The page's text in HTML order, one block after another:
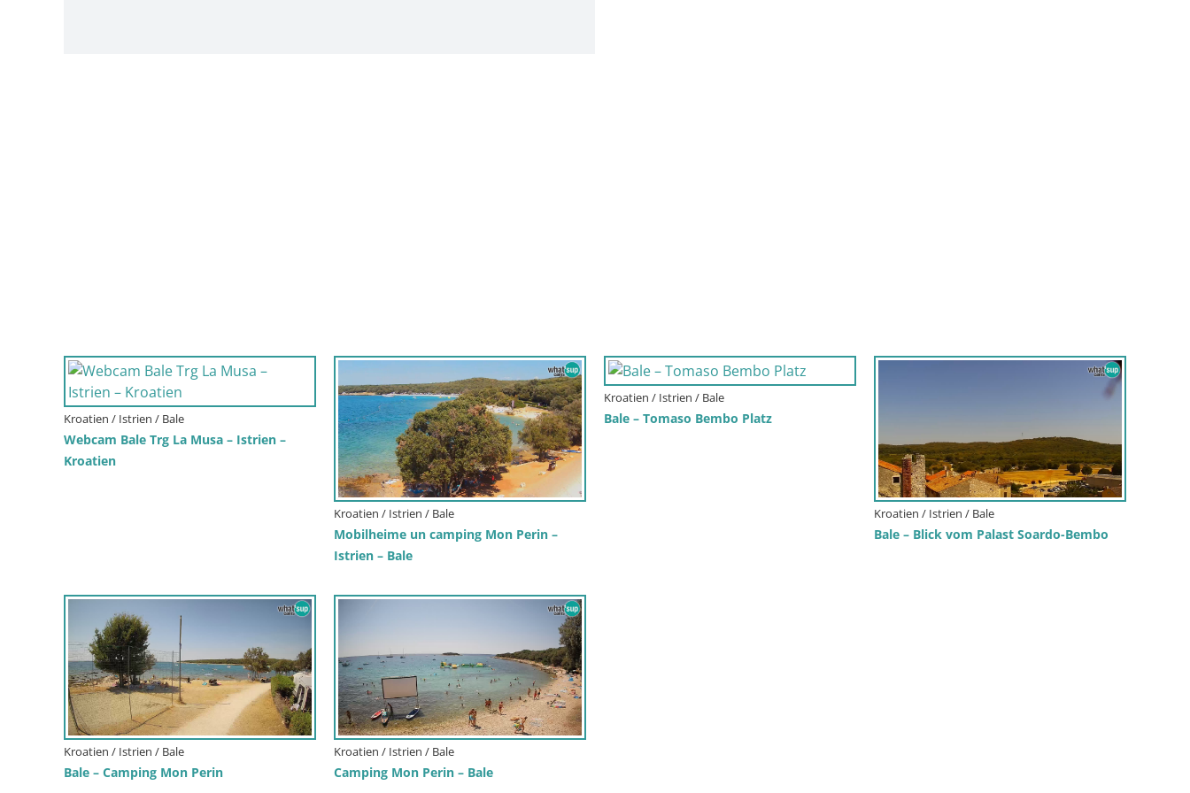
Kroatien / Istrien / Bale
Webcam Bale Trg La Musa – Istrien –
Kroatien
Kroatien / Istrien / Bale
Mobilheime un camping Mon Perin –
Istrien – Bale
Kroatien / Istrien / Bale
Bale – Tomaso Bembo Platz
Kroatien / Istrien / Bale
Bale – Blick vom Palast Soardo-Bembo
Kroatien / Istrien / Bale
Bale – Camping Mon Perin
Kroatien / Istrien / Bale
Camping Mon Perin – Bale